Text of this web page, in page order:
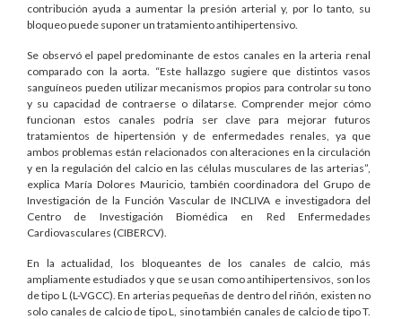
contribución ayuda a aumentar la presión arterial y, por lo tanto, su
bloqueo puede suponer un tratamiento antihipertensivo.
Se observó el papel predominante de estos canales en la arteria renal
comparado con la aorta. “Este hallazgo sugiere que distintos vasos
sanguíneos pueden utilizar mecanismos propios para controlar su tono
y su capacidad de contraerse o dilatarse. Comprender mejor cómo
funcionan estos canales podría ser clave para mejorar futuros
tratamientos de hipertensión y de enfermedades renales, ya que
ambos problemas están relacionados con alteraciones en la circulación
y en la regulación del calcio en las células musculares de las arterias”,
explica María Dolores Mauricio, también coordinadora del Grupo de
Investigación de la Función Vascular de INCLIVA e investigadora del
Centro de Investigación Biomédica en Red Enfermedades
Cardiovasculares (CIBERCV).
En la actualidad, los bloqueantes de los canales de calcio, más
ampliamente estudiados y que se usan como antihipertensivos, son los
de tipo L (L-VGCC). En arterias pequeñas de dentro del riñón, existen no
solo canales de calcio de tipo L, sino también canales de calcio de tipo T.